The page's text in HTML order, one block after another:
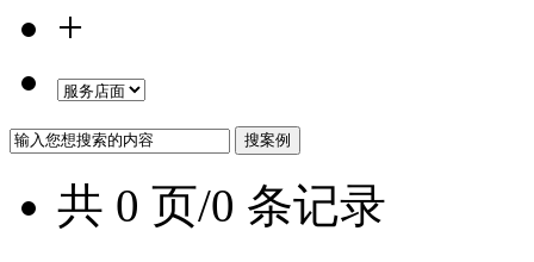
+
共 0 页/0 条记录